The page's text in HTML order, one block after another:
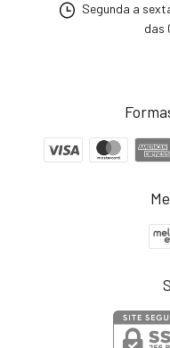
Segunda a
das